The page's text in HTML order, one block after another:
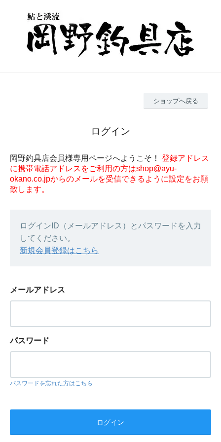
ショップへ戻る
ログイン
岡野釣具店会員様専用ページへようこそ！ 登録アドレス
に携帯電話アドレスをご利用の方はshop@ayu-
okano.co.jpからのメールを受信できるように設定をお願
致します。
ログインID（メールアドレス）とパスワードを入力
してください。
新規会員登録はこちら
メールアドレス
パスワード
パスワードを忘れた方はこちら